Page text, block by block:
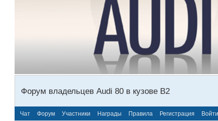
Форум владельцев Audi 80 в кузове В2
Чат Форум Участники Награды Правила Регистрация Войти